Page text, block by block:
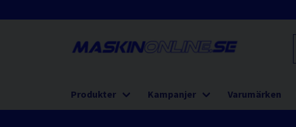
Produkter Kampanjer Varumärken